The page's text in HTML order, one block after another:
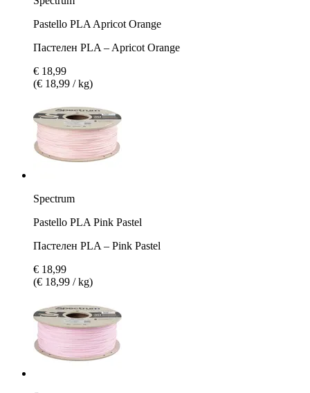
Pastello PLA Apricot Orange
Пастелен PLA – Apricot Orange
€ 18,99
(€ 18,99 / kg)
Spectrum
Pastello PLA Pink Pastel
Пастелен PLA – Pink Pastel
€ 18,99
(€ 18,99 / kg)